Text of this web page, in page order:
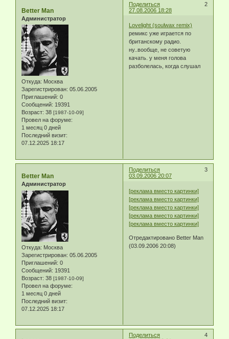
Поделиться
2
27.08.2006 18:28
Better Man
Администратор
Откуда: Москва
Зарегистрирован: 05.06.2005
Приглашений: 0
Сообщений: 19391
Возраст: 38 [1987-10-09]
Провел на форуме:
1 месяц 0 дней
Последний визит:
07.12.2025 18:17
Lovelight (soulwax remix)
ремикс уже играется по
британскому радио.
ну..вообще, не советую
качать. у меня голова
разболелась, когда слушал
Поделиться
3
03.09.2006 20:07
Better Man
Администратор
Откуда: Москва
Зарегистрирован: 05.06.2005
Приглашений: 0
Сообщений: 19391
Возраст: 38 [1987-10-09]
Провел на форуме:
1 месяц 0 дней
Последний визит:
07.12.2025 18:17
[реклама вместо картинки]
[реклама вместо картинки]
[реклама вместо картинки]
[реклама вместо картинки]
[реклама вместо картинки]
Отредактировано Better Man
(03.09.2006 20:08)
Поделиться
4